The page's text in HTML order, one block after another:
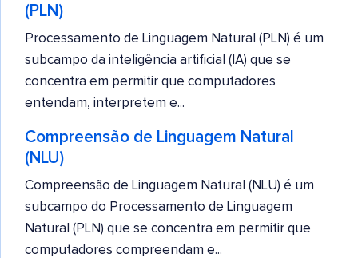
(PLN)
Processamento de Linguagem Natural (PLN) é um
subcampo da inteligência artificial (IA) que se
concentra em permitir que computadores
entendam, interpretem e...
Compreensão de Linguagem Natural
(NLU)
Compreensão de Linguagem Natural (NLU) é um
subcampo do Processamento de Linguagem
Natural (PLN) que se concentra em permitir que
computadores compreendam e...